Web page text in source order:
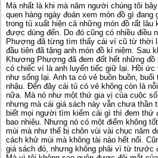
Mà nhất là khi mà năm người chúng tôi
quen hàng ngày đoán xem món đồ gì đang
trong tủ xuất hiện cả những món đồ rất
được dùng đến. Do đó cũng có nhiều điều
Phượng đã từng tìm thấy cái ví cũ từ thời
đầu tiên đã tặng anh món đồ kỉ niệm. Sau
Khương Phượng đã đem đốt hết những
có chiếc ví là anh luyến tiếc giữ lại. Hồi ức
như sống lại. Anh ta có vẻ buồn buồn,
nhậu. Đến đây cái tủ có vẻ không còn là
nữa. Mà nó như một thứ gia vị của cuộc
nhưng mà cái giá sách này vẫn chưa thần
biết mọi người tìm kiếm cái gì thì đem thứ
bao nhiêu. Nhưng nó có một điểm không
mùi mà như thể bị chôn vùi vài chục năm
cách khử mùi mà không tài nào hết nổi.
giá sách đó, nhưng không phải vì từ trước